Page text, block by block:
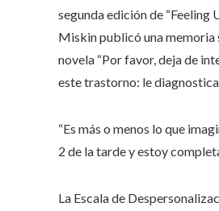
segunda edición de “Feeling
Miskin publicó una memoria
novela “Por favor, deja de
este trastorno: le
“Es más o menos lo que
2 de la tarde y estoy
La Escala de